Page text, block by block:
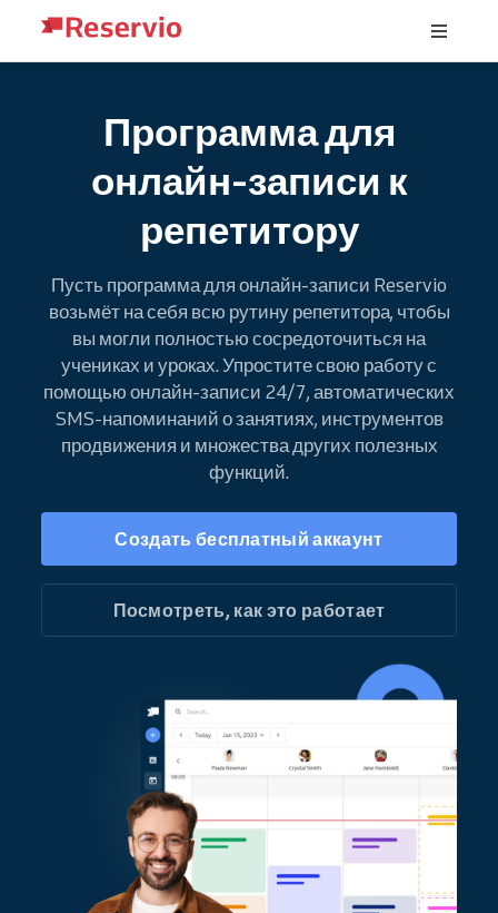
Программа для
онлайн-записи к
репетитору
Пусть программа для онлайн-записи Reservio
возьмёт на себя всю рутину репетитора, чтобы
вы могли полностью сосредоточиться на
учениках и уроках. Упростите свою работу с
помощью онлайн-записи 24/7, автоматических
SMS-напоминаний о занятиях, инструментов
продвижения и множества других полезных
функций.
Создать бесплатный аккаунт
Посмотреть, как это работает